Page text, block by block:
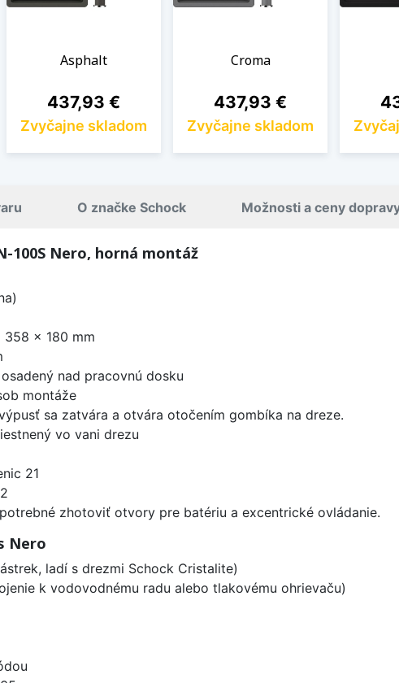
Asphalt
Cena
437,93 €
Zvyčajne skladom
Croma
Cena
437,93 €
Zvyčajne skladom
O značke Schock Možnosti a ceny
100S Nero, horná montáž
x 180 mm
nad pracovnú dosku
montáže
sa zatvára a otvára otočením gombíka na dreze.
vo vani drezu
21
zhotoviť otvory pre batériu a excentrické ovládanie.
Nero
ladí s drezmi Schock Cristalite)
k vodovodnému radu alebo tlakovému ohrievaču)